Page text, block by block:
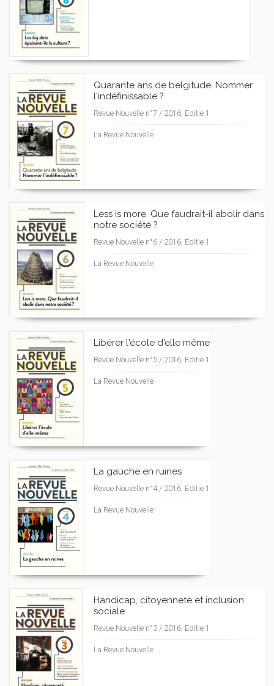
Quarante ans de belgitude. Nommer
l'indéfinissable ?
Revue Nouvelle n°7 / 2016, Editie 1
La Revue Nouvelle
Less is more. Que faudrait-il abolir dans
notre société ?
Revue Nouvelle n°6 / 2016, Editie 1
La Revue Nouvelle
Libérer l'école d'elle même
Revue Nouvelle n°5 / 2016, Editie 1
La Revue Nouvelle
La gauche en ruines
Revue Nouvelle n°4 / 2016, Editie 1
La Revue Nouvelle
Handicap, citoyenneté et inclusion
sociale
Revue Nouvelle n°3 / 2016, Editie 1
La Revue Nouvelle